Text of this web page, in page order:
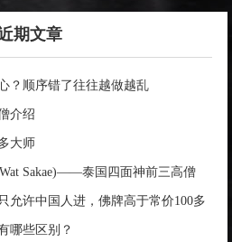
期文章
？顺序错了往往越做越乱
介绍
大师
Sakae)——泰国四面神前三高僧
允许中国人进，佛牌高于常价100多
哪些区别？